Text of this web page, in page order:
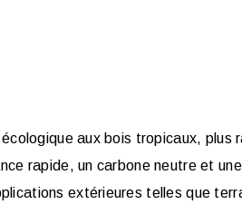
aux bois tropicaux,
rapide, un carbone neutre et
extérieures telles que